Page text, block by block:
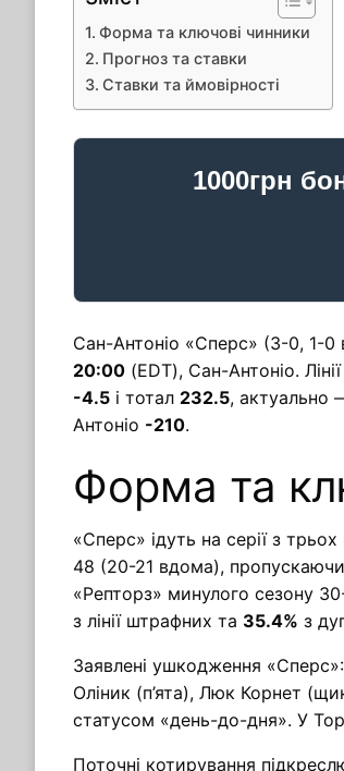
Форма та ключові чинники
Прогноз та ставки
Ставки та ймовірності
1000грн
Сан-Антоніо «Сперс» (3-0, 1-0
20:00 (EDT), Сан-Антоніо.
-4.5 і тотал 232.5, актуально
Антоніо -210.
Форма та
«Сперс» ідуть на серії з
48 (20-21 вдома),
«Репторз» минулого сезону
з лінії штрафних та 35.4% з
Заявлені ушкодження
Оліник (п’ята), Люк Корнет
статусом «день-до-дня». У
Поточні котирування